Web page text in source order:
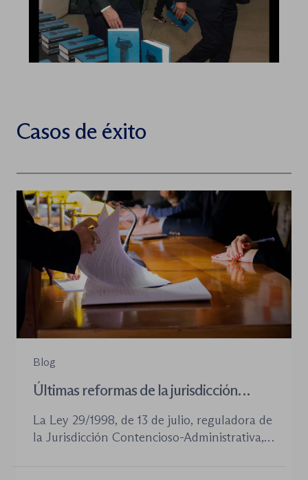
Casos de éxito
Blog
Últimas reformas de la jurisdicción
La Ley 29/1998, de 13 de julio, reguladora de
la Jurisdicción Contencioso-Administrativa,